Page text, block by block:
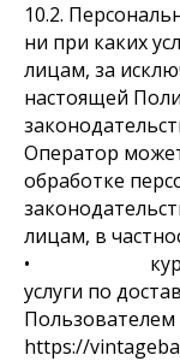
10.2.
ни при каких
лицам, за
настоящей
Оператор
обработке
лицам, в
• курьеры
услуги по
Пользователем
https://